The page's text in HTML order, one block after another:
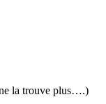
la trouve plus….)